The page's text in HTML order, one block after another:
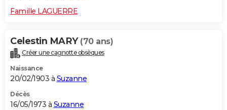
Famille LAGUERRE
Celestin MARY (70 ans)
Créer une cagnotte obsèques
Naissance
20/02/1903 à Suzanne
Décès
16/05/1973 à Suzanne